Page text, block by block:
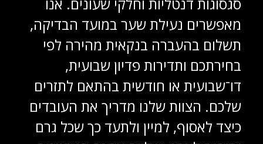
סגסוגות דנטליות וחלקי שעונים. אנו
מאפשרים נעילת שער במועד הבדיקה,
תשלום בהעברה בנקאית מהירה לפי
בחירתכם ותדירות פדיון שבועית,
דו־שבועית או חודשית בהתאם לתזרים
שלכם. הצוות שלנו מדריך את העובדים
כיצד לאסוף, למיין ולתעד כך שכל גרם